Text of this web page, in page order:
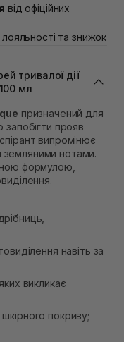
Підстригача, 1В
Бандери 45
15
і Гудачека 23 (ТЦ
від офіційних
, лояльності та знижок
тривалої дії
мл
призначений для
запобігти прояв
випромінює
нотами.
формулою,
навіть за
викликає
покриву;